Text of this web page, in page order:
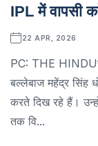
IPL में वापसी
22 APR, 2026
PC: THE
बल्लेबाज महेंद्र सिंह
करते दिख रहे हैं।
तक वि...